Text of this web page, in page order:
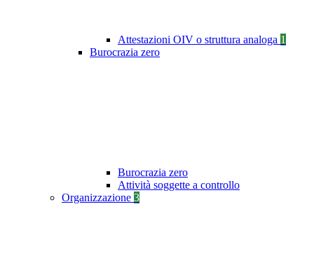
Attestazioni OIV o struttura analoga 1
Burocrazia zero
Burocrazia zero
Attività soggette a controllo
Organizzazione 3